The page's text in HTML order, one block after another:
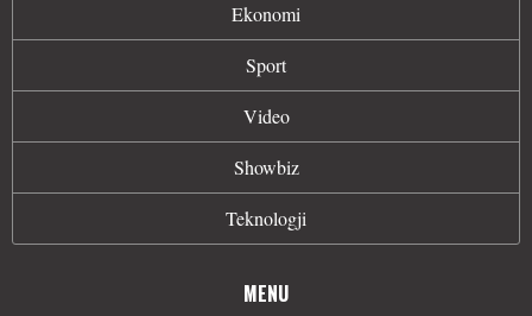
Ekonomi
Sport
Video
Showbiz
Teknologji
MENU